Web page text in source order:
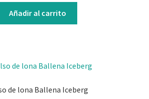
Añadir al carrito
de lona Ballena Iceberg